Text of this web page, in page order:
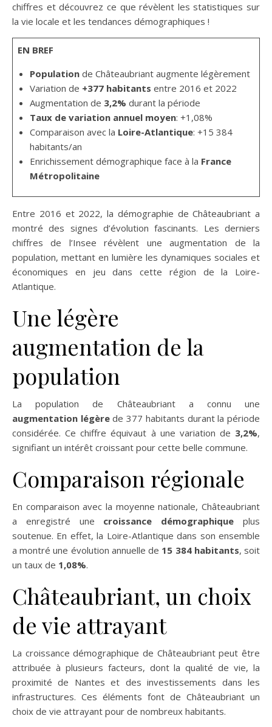
chiffres et découvrez ce que révèlent les statistiques sur
la vie locale et les tendances démographiques !
EN BREF
Populationde Châteaubriant augmente légèrement
Variation de +377 habitants entre 2016 et 2022
Augmentation de 3,2% durant la période
Taux de variation annuel moyen: +1,08%
Comparaison avec la Loire-Atlantique: +15 384
habitants/an
Enrichissement démographique face à la France
Métropolitaine
Entre 2016 et 2022, la démographie de Châteaubriant a
montré des signes d’évolution fascinants. Les derniers
chiffres de l’Insee révèlent une augmentation de la
population, mettant en lumière les dynamiques sociales et
économiques en jeu dans cette région de la Loire-
Atlantique.
Une légère
augmentation de la
population
La population de Châteaubriant a connu une
augmentation légèrede 377 habitants durant la période
considérée. Ce chiffre équivaut à une variation de 3,2%,
signifiant un intérêt croissant pour cette belle commune.
Comparaison régionale
En comparaison avec la moyenne nationale, Châteaubriant
a enregistré une croissance démographique plus
soutenue. En effet, la Loire-Atlantique dans son ensemble
a montré une évolution annuelle de 15 384 habitants, soit
un taux de 1,08%.
Châteaubriant, un choix
de vie attrayant
La croissance démographique de Châteaubriant peut être
attribuée à plusieurs facteurs, dont la qualité de vie, la
proximité de Nantes et des investissements dans les
infrastructures. Ces éléments font de Châteaubriant un
choix de vie attrayant pour de nombreux habitants.